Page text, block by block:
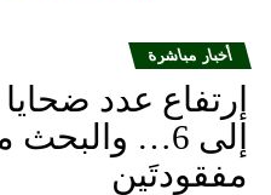
أخبار مباشرة
إرتفاع عدد
إلى 6…
مفقودتَين